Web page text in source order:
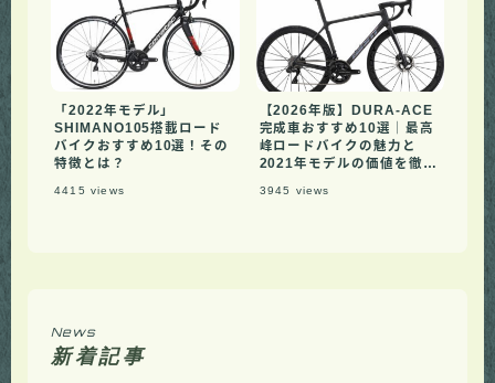
「2022年モデル」
SHIMANO105搭載ロード
バイクおすすめ10選！その
特徴とは？
4415 views
【2026年版】DURA-ACE
完成車おすすめ10選｜最高
峰ロードバイクの魅力と
2021年モデルの価値を徹底
3945 views
News
新着記事